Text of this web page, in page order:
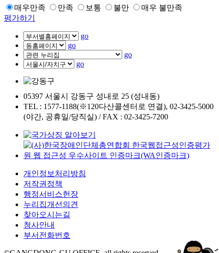
매우만족 만족 보통 불만
매우 불만족
평가하기
go
go
go
go
05397 서울시 강동구 성내로 25 (성내동)
TEL : 1577-1188(※120다산콜센터로 연결), 02-3425-5000
(야간, 공휴일/당직실) / FAX : 02-3425-7200
개인정보처리방침
저작권정책
행정서비스헌장
누리집개선의견
찾아오시는길
청사안내
부서전화번호